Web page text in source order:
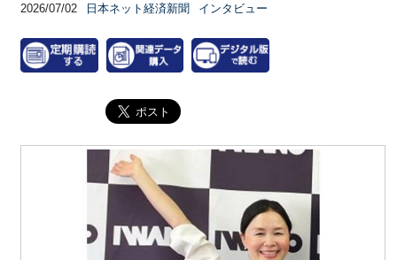
2026/07/02 日本ネット経済新聞 インタビュー